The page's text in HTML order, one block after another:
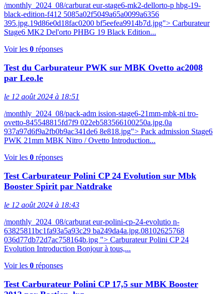
/monthly_2024_08/carburat eur-stage6-mk2-dellorto-p hbg-19-
black-edition-f412 5085a02f5049a65a0099a6356
395.jpg.19d86e0d18fac0200 bf5eefea9914b7d.jpg"> Carburateur
Stage6 MK2 Del'orto PHBG 19 Black Edition...
Voir les 0 réponses
Test du Carburateur PWK sur MBK Ovetto ac2008
par Leo.le
le 12 août 2024 à 18:51
/monthly_2024_08/pack-adm ission-stage6-21mm-mbk-ni tro-
ovetto-845548815fd7f9 022eb583566100250a.jpg.0a
937a97d6f9a2fb0b9ac341de6 8e818.jpg"> Pack admission Stage6
PWK 21mm MBK Nitro / Ovetto Introduction...
Voir les 0 réponses
Test Carburateur Polini CP 24 Evolution sur Mbk
Booster Spirit par Natdrake
le 12 août 2024 à 18:43
/monthly_2024_08/carburat eur-polini-cp-24-evolutio n-
63825811bc1fa93a5a93c29 ba249da4a.jpg.08102625768
036d77db72d7ac758164b.jpg "> Carburateur Polini CP 24
Evolution Introduction Bonjour à tous,...
Voir les 0 réponses
Test Carburateur Polini CP 17,5 sur MBK Booster